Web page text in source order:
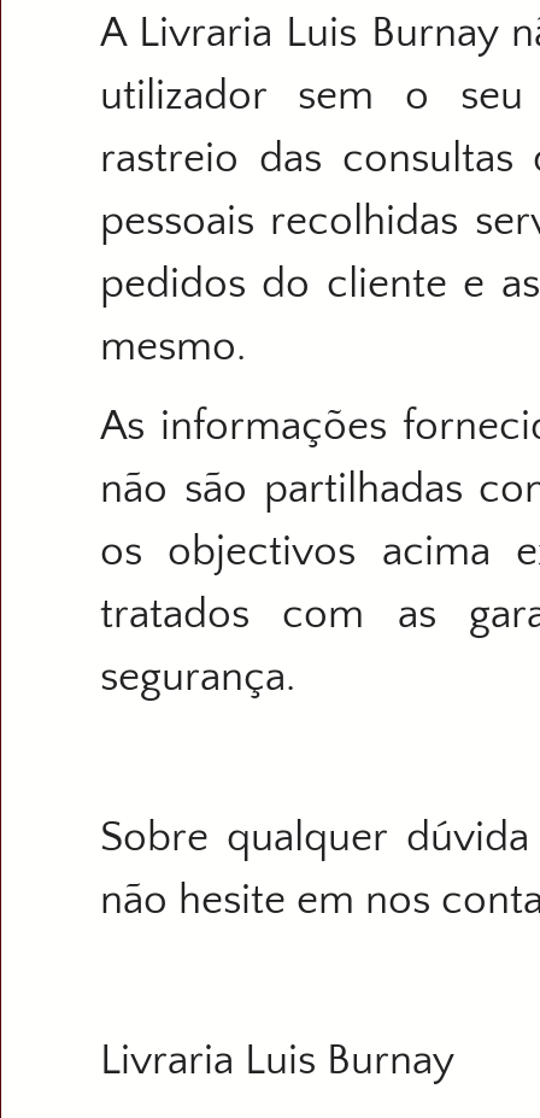
A Livraria Luis Burnay
utilizador sem o seu
rastreio das
pessoais recolhidas
pedidos do cliente e
mesmo.
As informações
não são partilhadas
os objectivos acima
tratados com as
segurança.
Sobre qualquer
não hesite em nos
Livraria Luis Burnay